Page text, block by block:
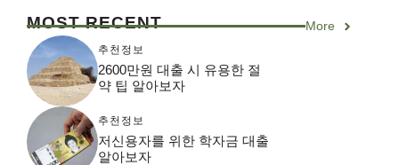
MOST RECENT More
추천정보
2600만원 대출 시 유용한 절
약 팁 알아보자
추천정보
저신용자를 위한 학자금 대출
알아보자